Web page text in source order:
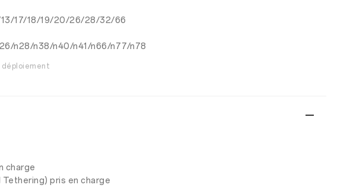
17/18/19/20/26/28/32/66
n28/n38/n40/n41/n66/n77/n78
déploiement
charge
Tethering) pris en charge